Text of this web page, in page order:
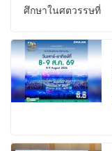
ศึกษาในศตวรรษที่